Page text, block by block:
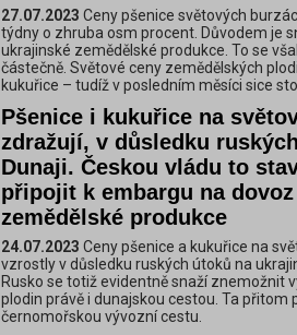
27.07.2023 Ceny pšenice světových
týdny o zhruba osm procent. Důvodem je
ukrajinské zemědělské produkce. To se
částečně. Světové ceny zemědělských
kukuřice – tudíž v posledním měsíci sice
Pšenice i kukuřice na
zdražují, v důsledku
Dunaji. Českou vládu to
připojit k embargu na
zemědělské produkce
24.07.2023 Ceny pšenice a kukuřice na
vzrostly v důsledku ruských útoků na
Rusko se totiž evidentně snaží znemožnit
plodin právě i dunajskou cestou. Ta přitom
černomořskou vývozní cestu.